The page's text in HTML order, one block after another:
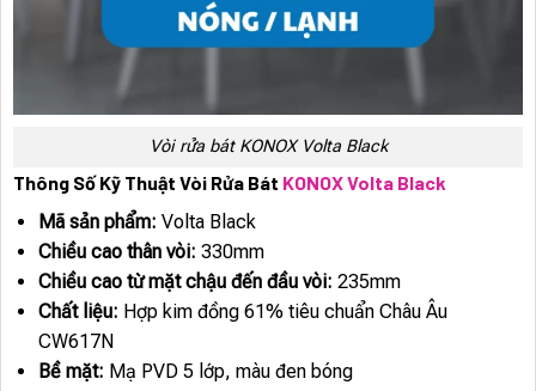
Vòi rửa bát KONOX Volta Black
Thông Số Kỹ Thuật Vòi Rửa Bát KONOX Volta Black
Mã sản phẩm: Volta Black
Chiều cao thân vòi: 330mm
Chiều cao từ mặt chậu đến đầu vòi: 235mm
Chất liệu: Hợp kim đồng 61% tiêu chuẩn Châu Âu
CW617N
Bề mặt: Mạ PVD 5 lớp, màu đen bóng